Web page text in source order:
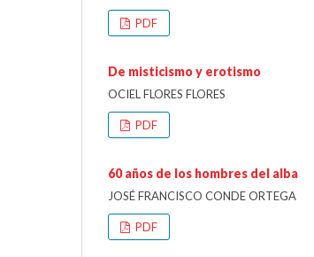
PDF
De misticismo y erotismo
OCIEL FLORES FLORES
PDF
60 años de los hombres del alba
JOSÉ FRANCISCO CONDE ORTEGA
PDF